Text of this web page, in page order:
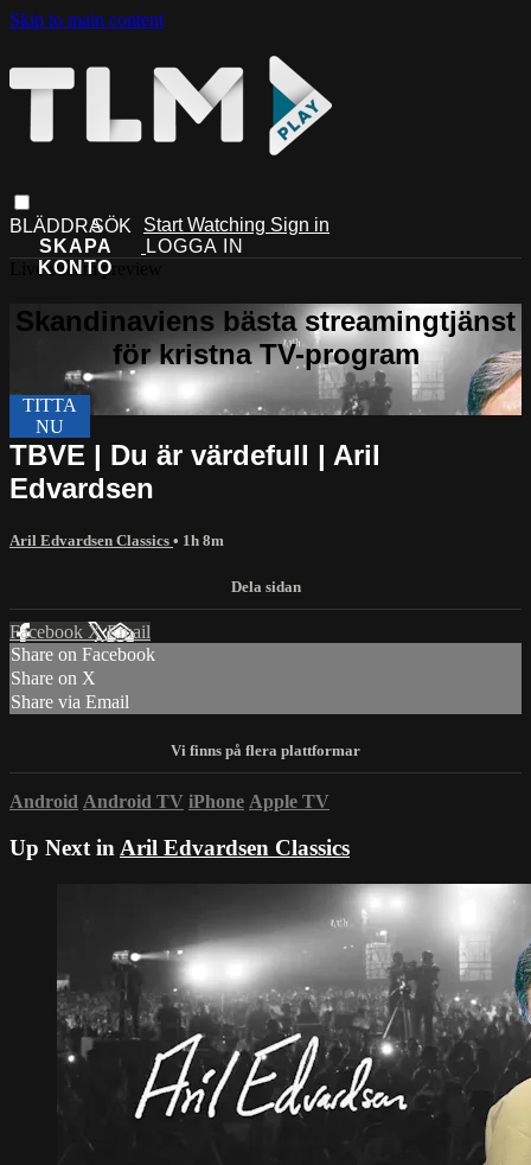
Skip to main content
Start Watching Sign in
Live stream preview
TBVE | Du är värdefull | Aril
Edvardsen
Aril Edvardsen Classics • 1h 8m
Facebook XEmail
Share on Facebook
Share on X
Share via Email
Android Android TV iPhone Apple TV
Up Next in Aril Edvardsen Classics